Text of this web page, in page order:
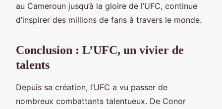
au Cameroun jusqu’à la gloire de l’UFC, continue
d’inspirer des millions de fans à travers le monde.
Conclusion : L’UFC, un vivier de
talents
Depuis sa création, l’UFC a vu passer de
nombreux combattants talentueux. De Conor